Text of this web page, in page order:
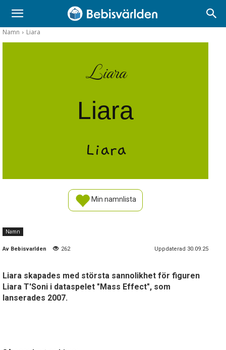
Namn Liara
Liara
Liara
Liara
Min namnlista
Namn
Av Bebisvarlden 262 Uppdaterad 30.09.25
Liara skapades med största sannolikhet för figuren
Liara T'Soni i dataspelet "Mass Effect", som
lanserades 2007.